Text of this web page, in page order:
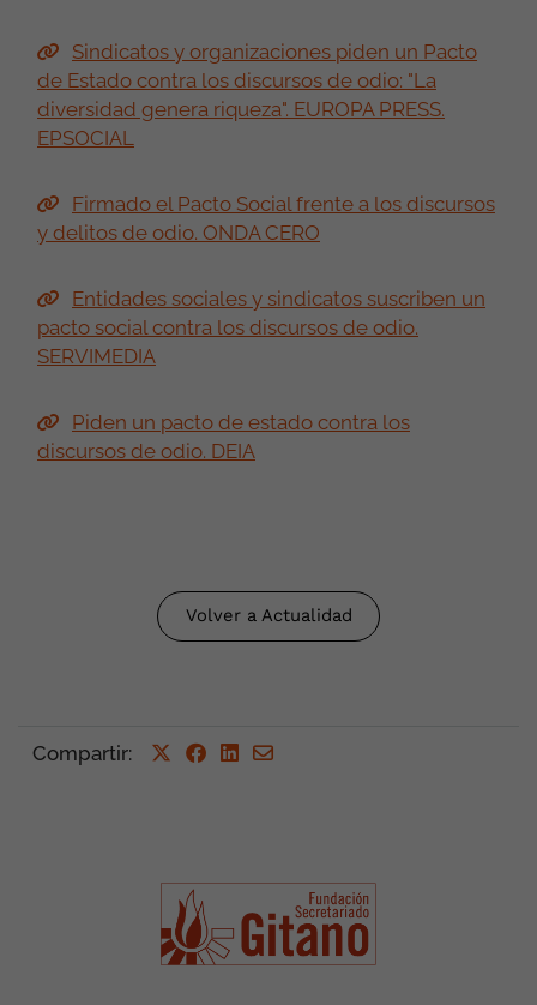
Sindicatos y organizaciones piden un Pacto
de Estado contra los discursos de odio: "La
diversidad genera riqueza". EUROPA PRESS.
EPSOCIAL
Firmado el Pacto Social frente a los discursos
y delitos de odio. ONDA CERO
Entidades sociales y sindicatos suscriben un
pacto social contra los discursos de odio.
SERVIMEDIA
Piden un pacto de estado contra los
discursos de odio. DEIA
Volver a Actualidad
Compartir: